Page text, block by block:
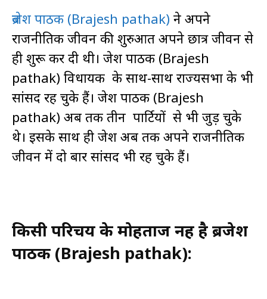
ब्रजेश पाठक (Brajesh pathak) ने अपने
राजनीतिक जीवन की शुरुआत अपने छात्र जीवन से
ही शुरू कर दी थी। ब्रजेश पाठक (Brajesh
pathak) विधायक के साथ-साथ राज्यसभा के भी
सांसद रह चुके हैं। ब्रजेश पाठक (Brajesh
pathak) अब तक तीन पार्टियों से भी जुड़ चुके
थे। इसके साथ ही ब्रजेश अब तक अपने राजनीतिक
जीवन में दो बार सांसद भी रह चुके हैं।
किसी परिचय के मोहताज नहीं है ब्रजेश
पाठक (Brajesh pathak):